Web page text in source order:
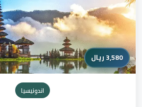
3,580 ريال
اندونيسيا